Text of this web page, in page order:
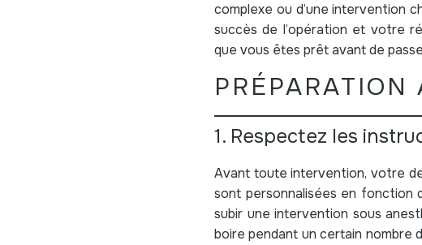
complexe ou d’une intervention
succès de l’opération et votre
que vous êtes prêt avant de
1. Respectez les
Avant toute intervention, votre
sont personnalisées en fonction
subir une intervention sous
boire pendant un certain nombre